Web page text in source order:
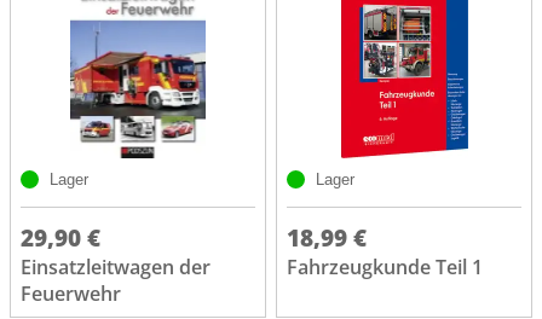
Lager
29,90 €
Einsatzleitwagen der
Feuerwehr
Lager
18,99 €
Fahrzeugkunde Teil 1